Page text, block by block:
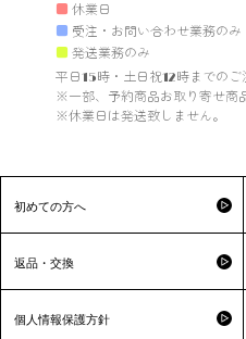
■ 休業日
■ 受注・お問い合わせ業務のみ
■ 発送業務のみ
平日15時・土日祝12時までのご
※一部、予約商品お取り寄せ商
※休業日は発送致しません。
初めての方へ
返品・交換
個人情報保護方針